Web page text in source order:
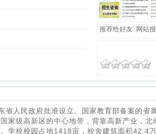
推荐给好友 网站
人民政府批准设立、国家教育部备案的省
家级高新区的中心地带，背靠高新产业，北
学校校园占地1418亩，校舍建筑面积42.4